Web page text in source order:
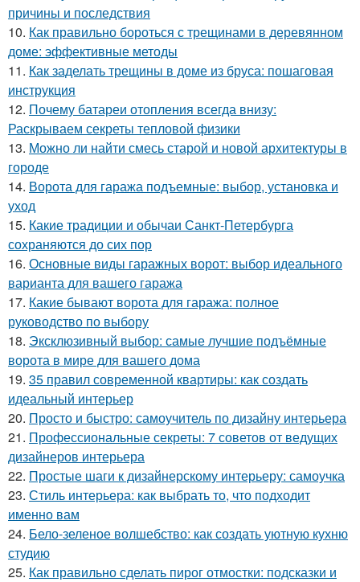
причины и последствия
10. Как правильно бороться с трещинами в деревянном
доме: эффективные методы
11. Как заделать трещины в доме из бруса: пошаговая
инструкция
12. Почему батареи отопления всегда внизу:
Раскрываем секреты тепловой физики
13. Можно ли найти смесь старой и новой архитектуры в
городе
14. Ворота для гаража подъемные: выбор, установка и
уход
15. Какие традиции и обычаи Санкт-Петербурга
сохраняются до сих пор
16. Основные виды гаражных ворот: выбор идеального
варианта для вашего гаража
17. Какие бывают ворота для гаража: полное
руководство по выбору
18. Эксклюзивный выбор: самые лучшие подъёмные
ворота в мире для вашего дома
19. 35 правил современной квартиры: как создать
идеальный интерьер
20. Просто и быстро: самоучитель по дизайну интерьера
21. Профессиональные секреты: 7 советов от ведущих
дизайнеров интерьера
22. Простые шаги к дизайнерскому интерьеру: самоучка
23. Стиль интерьера: как выбрать то, что подходит
именно вам
24. Бело-зеленое волшебство: как создать уютную кухню
студию
25. Как правильно сделать пирог отмостки: подсказки и